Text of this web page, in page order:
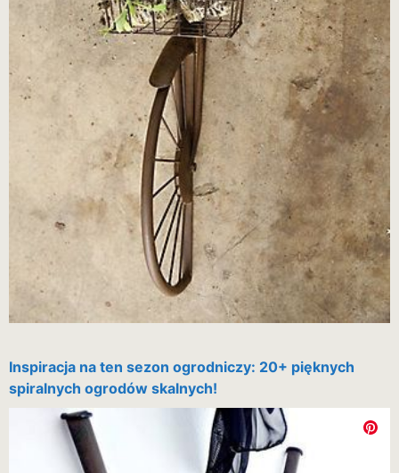
Inspiracja na ten sezon ogrodniczy: 20+ pięknych
spiralnych ogrodów skalnych!